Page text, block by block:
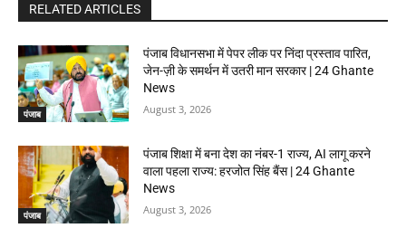
RELATED ARTICLES
पंजाब
पंजाब विधानसभा में पेपर लीक पर निंदा प्रस्ताव पारित,
जेन-ज़ी के समर्थन में उतरी मान सरकार | 24 Ghante
News
August 3, 2026
पंजाब
पंजाब शिक्षा में बना देश का नंबर-1 राज्य, AI लागू करने
वाला पहला राज्य: हरजोत सिंह बैंस | 24 Ghante
News
August 3, 2026